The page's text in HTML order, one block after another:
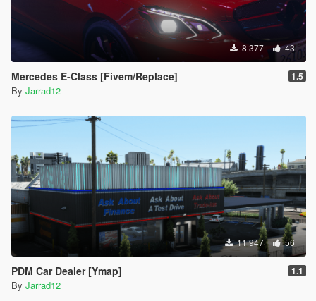
8 377 43
Mercedes E-Class [Fivem/Replace] 1.5
By Jarrad12
11 947 56
PDM Car Dealer [Ymap] 1.1
By Jarrad12